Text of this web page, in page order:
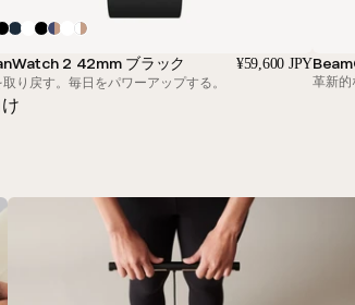
2 42mm ブラック ¥59,600 JPY
り戻す。毎日をパワーアップする。 革新的